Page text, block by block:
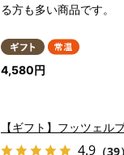
る方も多い商品です。
4,580円
【ギフト】フッツェル
4.9 （39）